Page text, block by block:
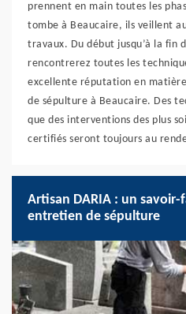
prennent en main toutes les
tombe à Beaucaire, ils veillent
travaux. Du début jusqu’à la fin
rencontrerez toutes les
excellente réputation en
de sépulture à Beaucaire. Des
que des interventions des plus
certifiés seront toujours au
Artisan DARIA : un
entretien de sépulture